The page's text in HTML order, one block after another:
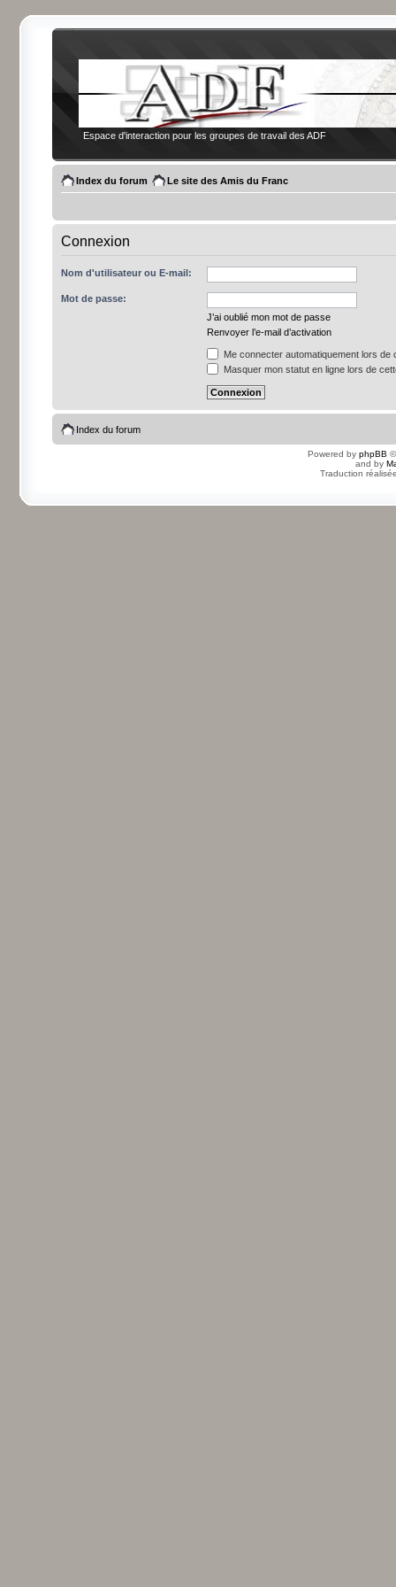
Espace d'interaction pour les groupes de travail des ADF
Index du forum Le site des Amis du Franc
Connexion
Nom d'utilisateur ou E-mail:
Mot de passe:
J’ai oublié mon mot de passe
Renvoyer l’e-mail d’activation
Me connecter automatiquement lors de
Masquer mon statut en ligne lors de
Index du forum
Powered by phpBB
and by
Traduction